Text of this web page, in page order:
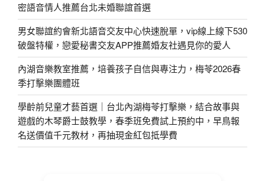
密語音情人推薦台北未婚聯誼首選
男女聯誼約會新北語音交友中心快速脫單，vip線上線下530
破盤特權，戀愛秘書交友APP推薦婚友社遇見你的愛人
內湖音樂教室推薦，培養孩子自信與專注力，梅苓2026春
季打擊樂團體班
學齡前兒童才藝首選｜台北內湖梅苓打擊樂，結合故事與
遊戲的木琴爵士鼓教學，春季班免費試上預約中，早鳥報
名送價值千元教材，再抽現金紅包抵學費